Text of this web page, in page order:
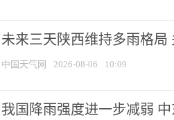
未来三天陕西维持多雨格局
中国天气网 2026-08-06 10:09
我国降雨强度进一步减弱